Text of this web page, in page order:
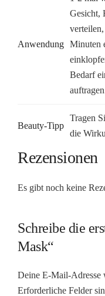
Anwendung
Gesicht,
Minuten
Bedarf
Beauty-Tipp
Tragen
die
Rezensionen
Es gibt noch keine
Schreibe die
Mask“
Deine E-Mail-
Erforderliche Felder